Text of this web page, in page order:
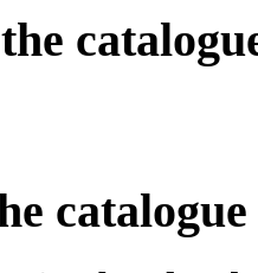
catalogue